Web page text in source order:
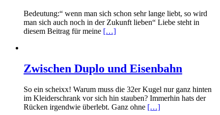
Bedeutung:“ wenn man sich schon sehr lange liebt, so wird
man sich auch noch in der Zukunft lieben“ Liebe steht in
diesem Beitrag für meine […]
Zwischen Duplo und Eisenbahn
So ein scheixx! Warum muss die 32er Kugel nur ganz hinten
im Kleiderschrank vor sich hin stauben? Immerhin hats der
Rücken irgendwie überlebt. Ganz ohne […]